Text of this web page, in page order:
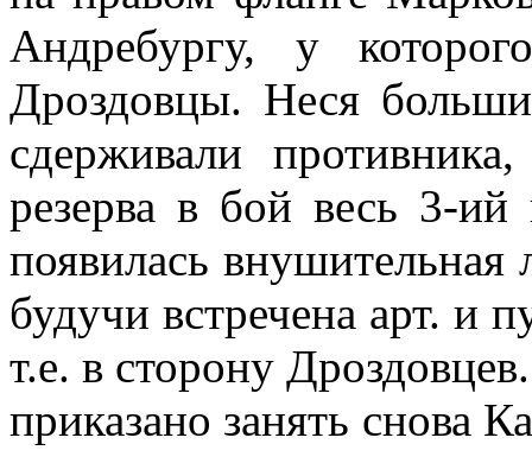
Андребургу, у
Дроздовцы. Неся
сдерживали
резерва в бой весь 3-
появилась внушительная
будучи встречена арт. и
т.е. в сторону
приказано занять снова